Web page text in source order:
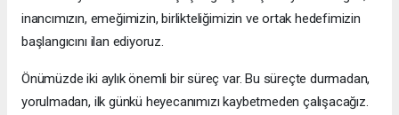
inancımızın, emeğimizin, birlikteliğimizin ve ortak hedefimizin
başlangıcını ilan ediyoruz.
Önümüzde iki aylık önemli bir süreç var. Bu süreçte durmadan,
yorulmadan, ilk günkü heyecanımızı kaybetmeden çalışacağız.